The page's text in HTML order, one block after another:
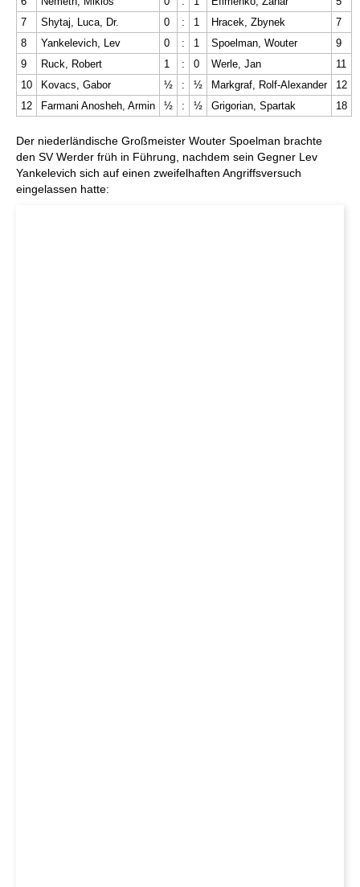
7
Shytaj, Luca, Dr. 0 : 1 Hracek, Zbynek
7
8
Yankelevich, Lev 0 : 1 Spoelman, Wouter
9
9
Ruck, Robert 1 : 0 Werle, Jan
11
10
Kovacs, Gabor ½ : ½ Markgraf, Rolf-Alexander
12
12
Farmani Anosheh, Armin ½ : ½ Grigorian, Spartak 18
Der niederländische Großmeister Wouter Spoelman brachte
den SV Werder früh in Führung, nachdem sein Gegner Lev
Yankelevich sich auf einen zweifelhaften Angriffsversuch
eingelassen hatte: